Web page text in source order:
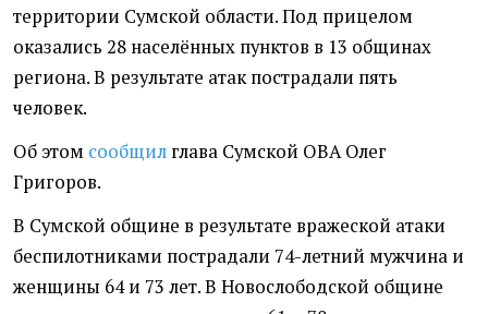
территории Сумской области. Под прицелом
оказались 28 населённых пунктов в 13 общинах
региона. В результате атак пострадали пять
человек.
Об этом сообщил глава Сумской ОВА Олег
Григоров.
В Сумской общине в результате вражеской атаки
беспилотниками пострадали 74-летний мужчина и
женщины 64 и 73 лет. В Новослободской общине